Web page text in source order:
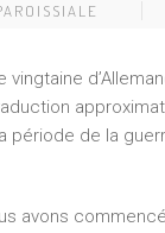
de la
avons